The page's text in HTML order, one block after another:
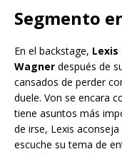
Segmento
En el backstage, Lexis
Wagner después de
cansados de perder
duele. Von se encara
tiene asuntos más
de irse, Lexis
escuche su tema de